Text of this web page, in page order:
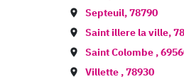
Septeuil,78790
Saint illere la ville,
Saint Colombe ,
Villette ,78930